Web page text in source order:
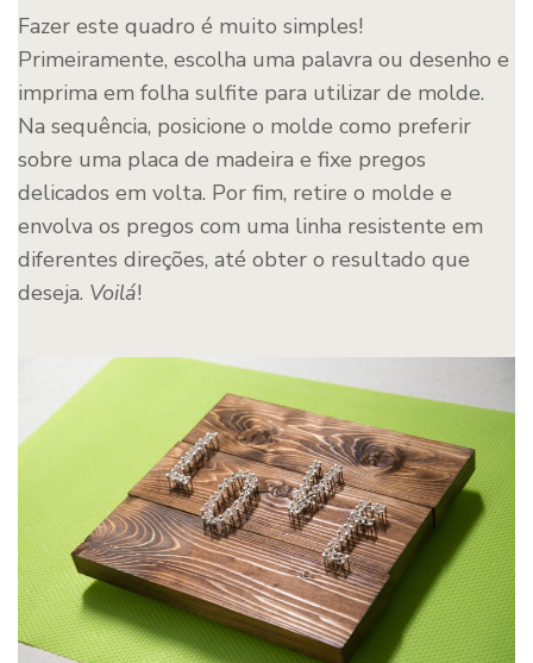
Fazer este quadro é muito simples!
Primeiramente, escolha uma palavra ou desenho e
imprima em folha sulfite para utilizar de molde.
Na sequência, posicione o molde como preferir
sobre uma placa de madeira e fixe pregos
delicados em volta. Por fim, retire o molde e
envolva os pregos com uma linha resistente em
diferentes direções, até obter o resultado que
deseja. Voilá!